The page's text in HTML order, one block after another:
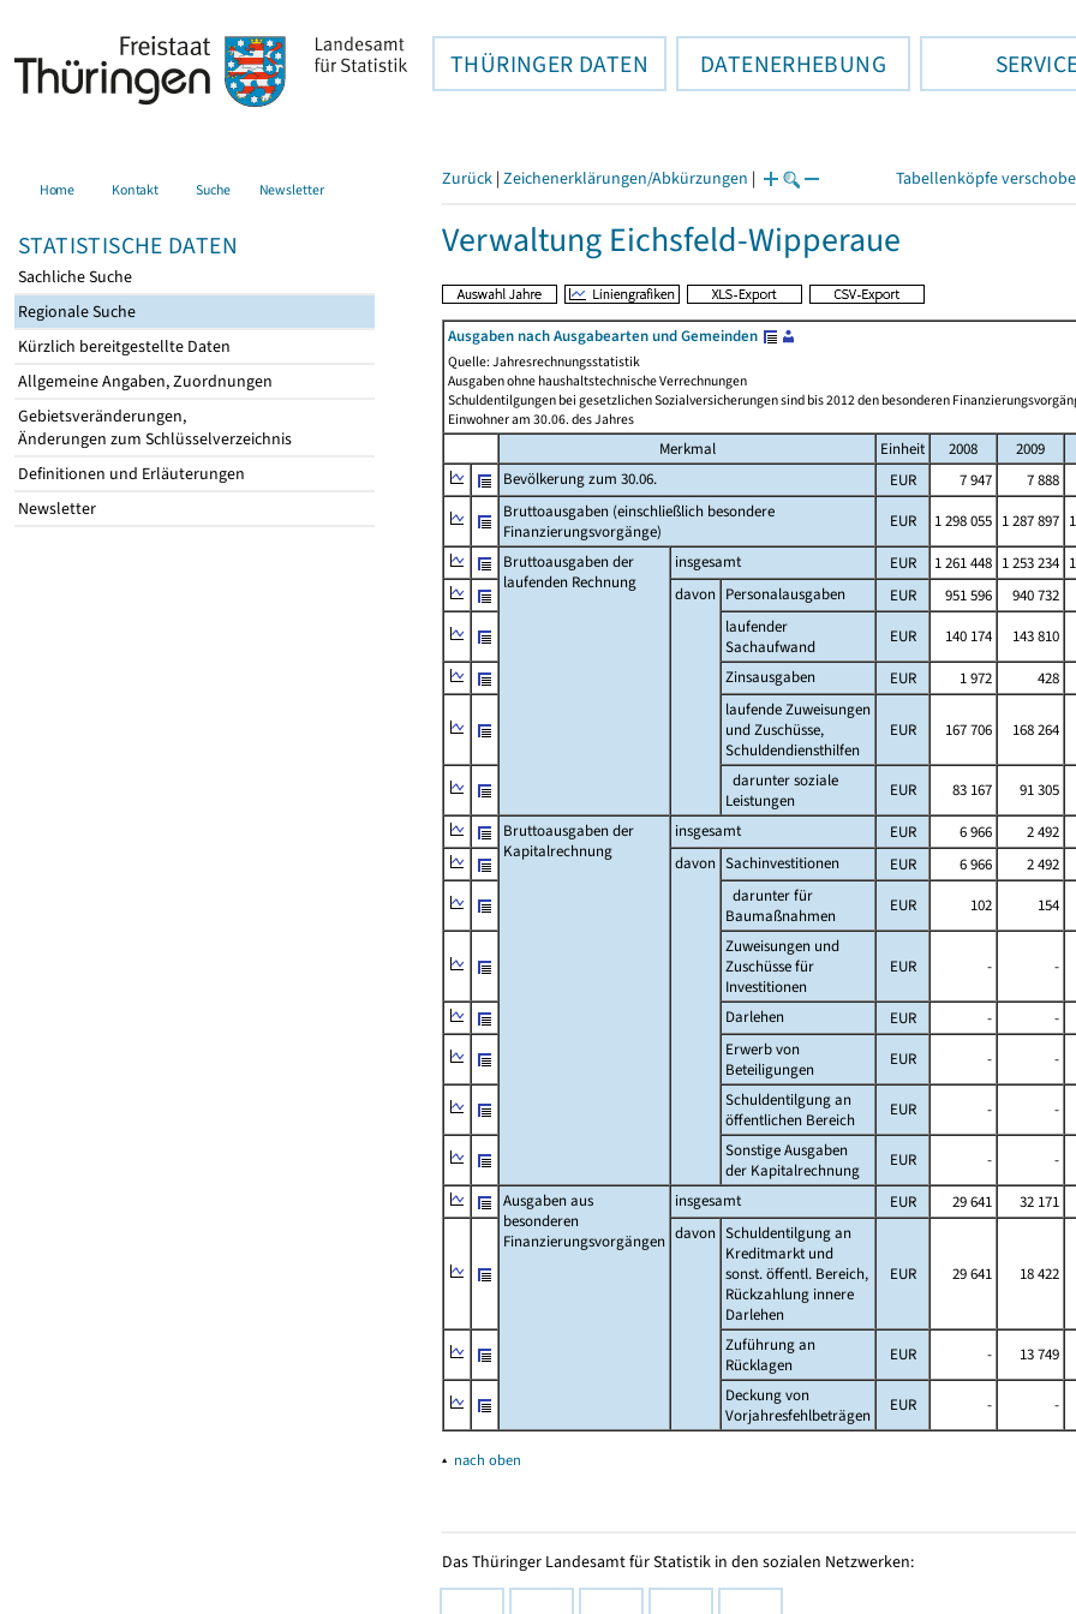
THÜRINGER DATEN DATENERHEBUNG
Home Kontakt Suche Newsletter
STATISTISCHE DATEN
Sachliche Suche
Regionale Suche
Kürzlich bereitgestellte Daten
Allgemeine Angaben, Zuordnungen
Gebietsveränderungen,
Änderungen zum Schlüsselverzeichnis
Definitionen und Erläuterungen
Newsletter
Zurück | Zeichenerklärungen/Abkürzungen | Tabellenköpfe
Verwaltung Eichsfeld-Wipperaue
Ausgaben nach Ausgabearten und Gemeinden
Quelle: Jahresrechnungsstatistik
Ausgaben ohne haushaltstechnische Verrechnungen
Schuldentilgungen bei gesetzlichen Sozialversicherungen sind bis 2012 den besonderen
Einwohner am 30.06. des Jahres
Merkmal Einheit 2008 2009
Bevölkerung zum 30.06.
EUR 7 947 7 888
Bruttoausgaben (einschließlich besondere
Finanzierungsvorgänge)
EUR 1 298 055 1 287 897
Bruttoausgaben der
laufenden Rechnung
insgesamt EUR 1 261 448 1 253 234
davon Personalausgaben EUR 951 596 940 732
laufender
Sachaufwand
EUR 140 174 143 810
Zinsausgaben
EUR 1 972 428
laufende Zuweisungen
und Zuschüsse,
Schuldendiensthilfen
EUR 167 706 168 264
darunter soziale
Leistungen
EUR 83 167 91 305
Bruttoausgaben der
Kapitalrechnung
insgesamt EUR 6 966 2 492
davon Sachinvestitionen EUR 6 966 2 492
darunter für
Baumaßnahmen
EUR 102 154
Zuweisungen und
Zuschüsse für
Investitionen
EUR - -
Darlehen EUR - -
Erwerb von
Beteiligungen
EUR - -
Schuldentilgung an
öffentlichen Bereich
EUR - -
Sonstige Ausgaben
der Kapitalrechnung
EUR - -
Ausgaben aus
besonderen
Finanzierungsvorgängen
insgesamt EUR 29 641 32 171
davon Schuldentilgung an
Kreditmarkt und
sonst. öffentl. Bereich,
Rückzahlung innere
Darlehen
EUR 29 641 18 422
Zuführung an
Rücklagen
EUR - 13 749
Deckung von
Vorjahresfehlbeträgen
EUR - -
▴ nach oben
Das Thüringer Landesamt für Statistik in den sozialen Netzwerken: